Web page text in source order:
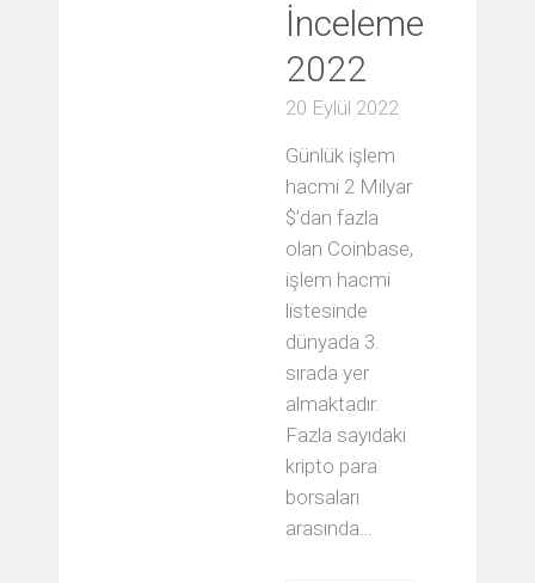
İnceleme
2022
20 Eylül 2022
Günlük işlem
hacmi 2 Milyar
$’dan fazla
olan Coinbase,
işlem hacmi
listesinde
dünyada 3.
sırada yer
almaktadır.
Fazla sayıdaki
kripto para
borsaları
arasında…